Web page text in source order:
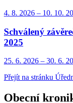
4. 8. 2026 – 10. 10.
Schválený
2025
25. 6. 2026 – 30. 6.
Přejít na stránku
Obecní